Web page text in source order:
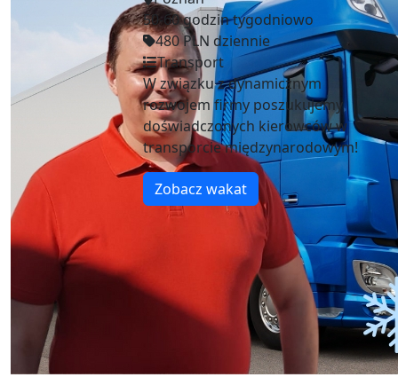
50-60 godzin tygodniowo
480 PLN dziennie
Transport
W związku z dynamicznym
rozwojem firmy poszukujemy
doświadczonych kierowców w
transporcie międzynarodowym!
Zobacz wakat